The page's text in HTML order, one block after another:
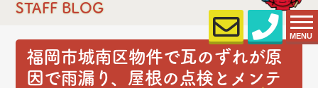
MENU
STAFF BLOG
福岡市城南区物件で瓦のずれが原
因で雨漏り、屋根の点検とメンテ